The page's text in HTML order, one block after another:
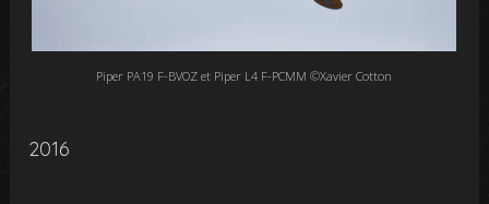
Piper PA19 F-BVOZ et Piper L4 F-PCMM ©Xavier Cotton
2016